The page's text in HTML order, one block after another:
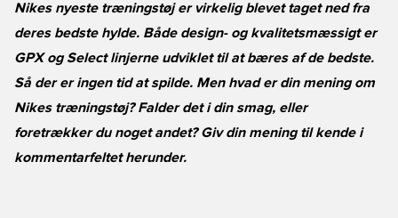
Nikes nyeste træningstøj er virkelig blevet taget ned fra
deres bedste hylde. Både design- og kvalitetsmæssigt er
GPX og Select linjerne udviklet til at bæres af de bedste.
Så der er ingen tid at spilde. Men hvad er din mening om
Nikes træningstøj? Falder det i din smag, eller
foretrækker du noget andet? Giv din mening til kende i
kommentarfeltet herunder.